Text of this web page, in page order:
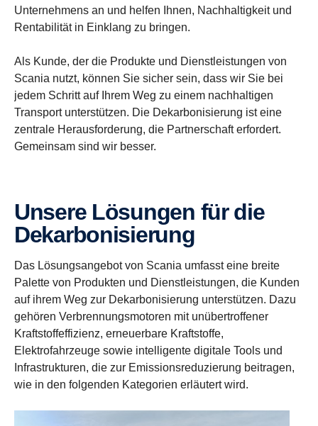
Unternehmens an und helfen Ihnen, Nachhaltigkeit und
Rentabilität in Einklang zu bringen.
Als Kunde, der die Produkte und Dienstleistungen von
Scania nutzt, können Sie sicher sein, dass wir Sie bei
jedem Schritt auf Ihrem Weg zu einem nachhaltigen
Transport unterstützen. Die Dekarbonisierung ist eine
zentrale Herausforderung, die Partnerschaft erfordert.
Gemeinsam sind wir besser.
Unsere Lösungen für die
Dekarbonisierung
Das Lösungsangebot von Scania umfasst eine breite
Palette von Produkten und Dienstleistungen, die Kunden
auf ihrem Weg zur Dekarbonisierung unterstützen. Dazu
gehören Verbrennungsmotoren mit unübertroffener
Kraftstoffeffizienz, erneuerbare Kraftstoffe,
Elektrofahrzeuge sowie intelligente digitale Tools und
Infrastrukturen, die zur Emissionsreduzierung beitragen,
wie in den folgenden Kategorien erläutert wird.